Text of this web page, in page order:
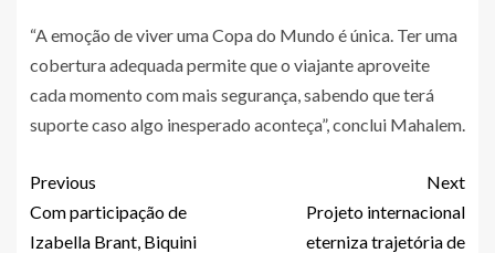
“A emoção de viver uma Copa do Mundo é única. Ter uma
cobertura adequada permite que o viajante aproveite
cada momento com mais segurança, sabendo que terá
suporte caso algo inesperado aconteça”, conclui Mahalem.
Previous
Com participação de
Izabella Brant, Biquini
Next
Projeto internacional
eterniza trajetória de